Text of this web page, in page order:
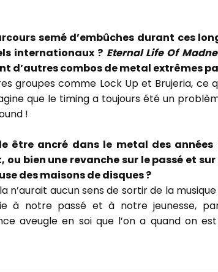
semé d’embûches durant ces
internationaux ? Eternal Life Of
d’autres combos de metal extrêmes
groupes comme Lock Up et Brujeria, ce
que le timing a toujours été un
!
être ancré dans le metal des années
bien une revanche sur le passé et sur
des maisons de disques ?
n’aurait aucun sens de sortir de la
à notre passé et à notre jeunesse,
aveugle en soi que l’on a quand on